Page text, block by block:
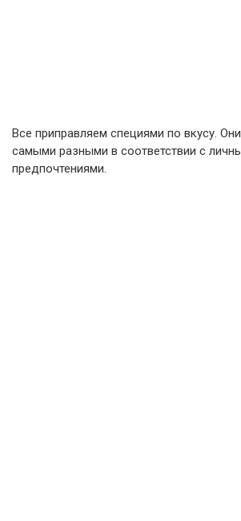
Все приправляем специями по вкусу.
самыми разными в соответствии с
предпочтениями.